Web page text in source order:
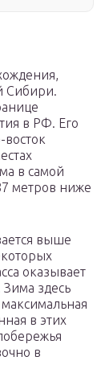
Сибири.
в РФ. Его
восток
в самой
метров ниже
выше
оказывает
здесь
в этих
в